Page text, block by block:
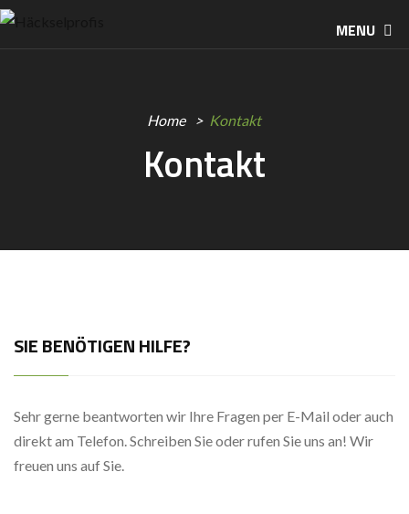
MENU
Home Kontakt
Kontakt
SIE BENÖTIGEN HILFE?
Sehr gerne beantworten wir Ihre Fragen per E-Mail oder auch
direkt am Telefon. Schreiben Sie oder rufen Sie uns an! Wir
freuen uns auf Sie.